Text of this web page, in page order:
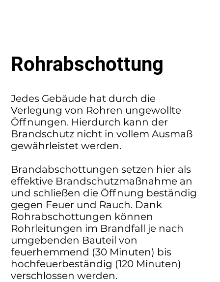
Rohrabschottung
Jedes Gebäude hat durch die
Verlegung von Rohren ungewollte
Öffnungen. Hierdurch kann der
Brandschutz nicht in vollem Ausmaß
gewährleistet werden.
Brandabschottungen setzen hier als
effektive Brandschutzmaßnahme an
und schließen die Öffnung beständig
gegen Feuer und Rauch. Dank
Rohrabschottungen können
Rohrleitungen im Brandfall je nach
umgebenden Bauteil von
feuerhemmend (30 Minuten) bis
hochfeuerbeständig (120 Minuten)
verschlossen werden.